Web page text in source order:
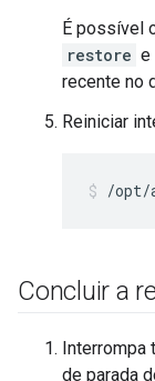
É possível
restore e
recente no
Reiniciar
/opt/
Concluir a
Interrompa
de parada